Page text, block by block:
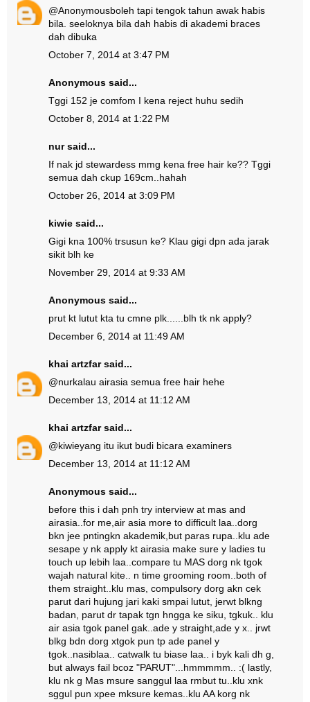
@Anonymousboleh tapi tengok tahun awak habis
bila. seeloknya bila dah habis di akademi braces
dah dibuka
October 7, 2014 at 3:47 PM
Anonymous said...
Tggi 152 je comfom I kena reject huhu sedih
October 8, 2014 at 1:22 PM
nur said...
If nak jd stewardess mmg kena free hair ke?? Tggi
semua dah ckup 169cm..hahah
October 26, 2014 at 3:09 PM
kiwie said...
Gigi kna 100% trsusun ke? Klau gigi dpn ada jarak
sikit blh ke
November 29, 2014 at 9:33 AM
Anonymous said...
prut kt lutut kta tu cmne plk......blh tk nk apply?
December 6, 2014 at 11:49 AM
khai artzfarsaid...
@nurkalau airasia semua free hair hehe
December 13, 2014 at 11:12 AM
khai artzfarsaid...
@kiwieyang itu ikut budi bicara examiners
December 13, 2014 at 11:12 AM
Anonymous said...
before this i dah pnh try interview at mas and
airasia..for me,air asia more to difficult laa..dorg
bkn jee pntingkn akademik,but paras rupa..klu ade
sesape y nk apply kt airasia make sure y ladies tu
touch up lebih laa..compare tu MAS dorg nk tgok
wajah natural kite.. n time grooming room..both of
them straight..klu mas, compulsory dorg akn cek
parut dari hujung jari kaki smpai lutut, jerwt blkng
badan, parut dr tapak tgn hngga ke siku, tgkuk.. klu
air asia tgok panel gak..ade y straight,ade y x.. jrwt
blkg bdn dorg xtgok pun tp ade panel y
tgok..nasiblaa.. catwalk tu biase laa.. i byk kali dh g,
but always fail bcoz "PARUT"...hmmmmm.. :( lastly,
klu nk g Mas msure sanggul laa rmbut tu..klu xnk
sggul pun xpee mksure kemas..klu AA korg nk